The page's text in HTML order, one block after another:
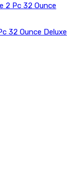
2 Pc 32 Ounce
32 Ounce Deluxe